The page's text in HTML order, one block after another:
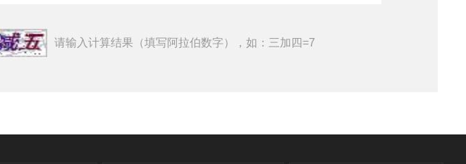
请输入计算结果（填写阿拉伯数字），如：三加四=7